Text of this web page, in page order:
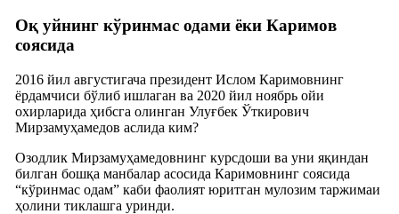
Оқ уйнинг кўринмас одами ëки Каримов
соясида
2016 йил августигача президент Ислом Каримовнинг
ёрдамчиси бўлиб ишлаган ва 2020 йил ноябрь ойи
охирларида ҳибсга олинган Улуғбек Ўткирович
Мирзамуҳамедов аслида ким?
Озодлик Мирзамуҳамедовнинг курсдоши ва уни яқиндан
билган бошқа манбалар асосида Каримовнинг соясида
“кўринмас одам” каби фаолият юритган мулозим таржимаи
ҳолини тиклашга уринди.